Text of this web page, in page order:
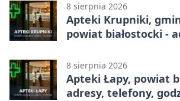
8 sierpnia 2026
Apteki Krupniki,
powiat białostocki -
8 sierpnia 2026
Apteki Łapy, powiat
adresy, telefony,